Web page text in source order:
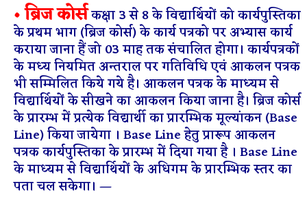
• ब्रिज कोर्सकक्षा 3 से 8 के विद्यार्थियों को कार्यपुस्तिका
के प्रथम भाग (ब्रिज कोर्स) के कार्य पत्रको पर अभ्यास कार्य
कराया जाना हैं जो 03 माह तक संचालित होगा। कार्यपत्रकों
के मध्य नियमित अन्तराल पर गतिविधि एवं आकलन पत्रक
भी सम्मिलित किये गये है। आकलन पत्रक के माध्यम से
विद्यार्थियों के सीखने का आकलन किया जाना है। ब्रिज कोर्स
के प्रारम्भ में प्रत्येक विद्यार्थी का प्रारम्भिक मूल्यांकन (Base
Line) किया जायेगा । Base Line हेतु प्रारूप आकलन
पत्रक कार्यपुस्तिका के प्रारम्भ में दिया गया है । Base Line
के माध्यम से विद्यार्थियों के अधिगम के प्रारम्भिक स्तर का
पता चल सकेगा। —